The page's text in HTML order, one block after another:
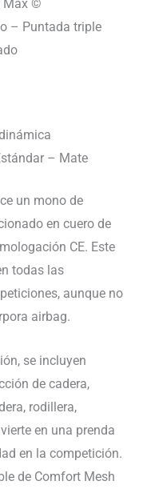
Max ©
– Puntada triple
– Mate
un mono de
en cuero de
CE. Este
todas las
aunque no
airbag.
se incluyen
de cadera,
rodillera,
en una prenda
en la competición.
de Comfort Mesh